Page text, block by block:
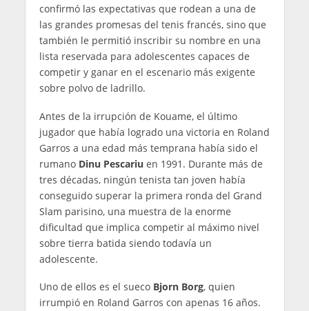
confirmó las expectativas que rodean a una de
las grandes promesas del tenis francés, sino que
también le permitió inscribir su nombre en una
lista reservada para adolescentes capaces de
competir y ganar en el escenario más exigente
sobre polvo de ladrillo.
Antes de la irrupción de Kouame, el último
jugador que había logrado una victoria en Roland
Garros a una edad más temprana había sido el
rumano Dinu Pescariu en 1991. Durante más de
tres décadas, ningún tenista tan joven había
conseguido superar la primera ronda del Grand
Slam parisino, una muestra de la enorme
dificultad que implica competir al máximo nivel
sobre tierra batida siendo todavía un
adolescente.
Uno de ellos es el sueco Bjorn Borg, quien
irrumpió en Roland Garros con apenas 16 años.